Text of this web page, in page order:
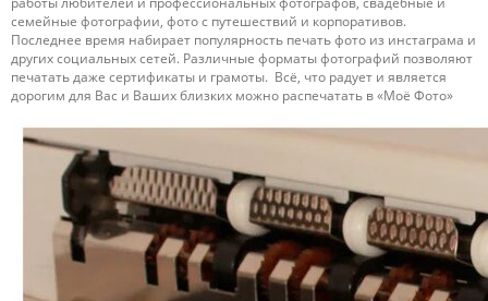
семейные фотографии, фото с путешествий и корпоративов.
Последнее время набирает популярность печать фото из инстаграма и
других социальных сетей. Различные форматы фотографий позволяют
печатать даже сертификаты и грамоты. Всё, что радует и является
дорогим для Вас и Ваших близких можно распечатать в «Моё Фото»